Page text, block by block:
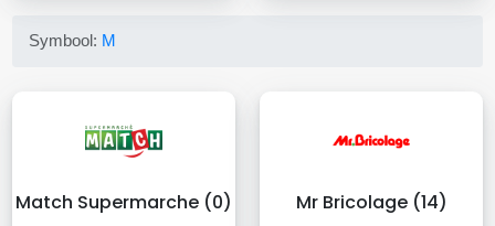
Symbool: M
Match Supermarche (0) Mr Bricolage (14)